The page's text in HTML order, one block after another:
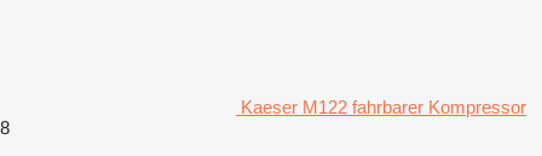
Kaeser M122 fahrbarer Kompressor
8